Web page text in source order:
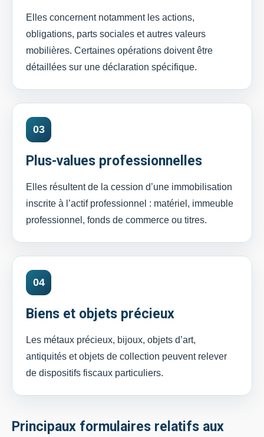
Elles concernent notamment les actions,
obligations, parts sociales et autres valeurs
mobilières. Certaines opérations doivent être
détaillées sur une déclaration spécifique.
03
Plus-values professionnelles
Elles résultent de la cession d’une immobilisation
inscrite à l’actif professionnel : matériel, immeuble
professionnel, fonds de commerce ou titres.
04
Biens et objets précieux
Les métaux précieux, bijoux, objets d’art,
antiquités et objets de collection peuvent relever
de dispositifs fiscaux particuliers.
Principaux formulaires relatifs aux